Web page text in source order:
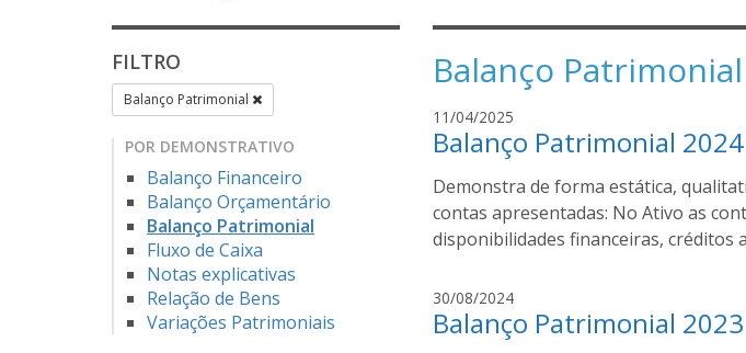
FILTRO
Balanço Patrimonial
POR DEMONSTRATIVO
Balanço Financeiro
Balanço Orçamentário
Balanço Patrimonial
Fluxo de Caixa
Notas explicativas
Relação de Bens
Variações Patrimoniais
Balanço
11/04/2025A
s
e
m
i
C
o
Balanço Patrimonial 2024
Demonstra de forma estática,
contas apresentadas: No Ativo as
disponibilidades financeiras, créditos
30/08/2024A
s
Balanço Patrimonial 2023